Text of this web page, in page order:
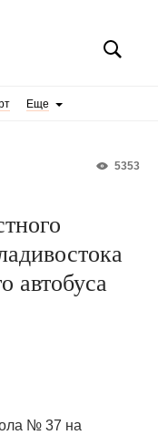
Еще
5353
автобуса
№ 37 на